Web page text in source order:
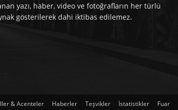
yazı, haber, video ve fotoğrafların her türlü
gösterilerek dahi iktibas edilemez.
& Acenteler Haberler Teşvikler İstatistikler Fuar